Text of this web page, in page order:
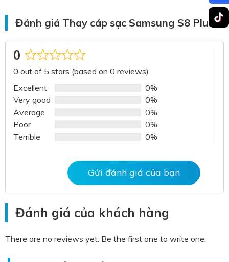
Đánh giá Thay cáp sạc Samsung S8 Plus
0
Rated
0
out
of
5
0 out of 5 stars (based on 0 reviews)
Excellent
0%
Very good
0%
Average
0%
Poor
0%
Terrible
0%
Gửi đánh giá của bạn
Đánh giá của khách hàng
There are no reviews yet. Be the first one to write one.